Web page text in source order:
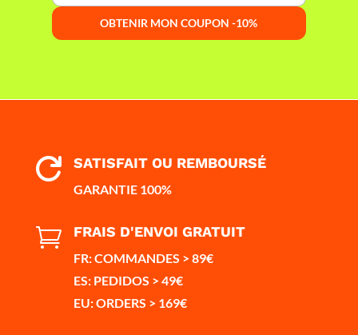
 SATISFAIT OU REMBOURSÉ
GARANTIE 100%
 FRAIS D'ENVOI GRATUIT
FR: COMMANDES > 89€
ES: PEDIDOS > 49€
EU: ORDERS > 169€